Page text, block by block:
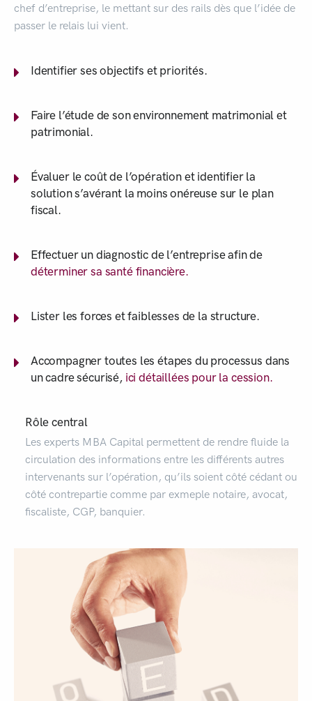
chef d’entreprise, le mettant sur des rails dès que l’idée de
passer le relais lui vient.
Identifier ses objectifs et priorités.
Faire l’étude de son environnement matrimonial et
patrimonial.
Évaluer le coût de l’opération et identifier la
solution s’avérant la moins onéreuse sur le plan
fiscal.
Effectuer un diagnostic de l’entreprise afin de
déterminer sa santé financière.
Lister les forces et faiblesses de la structure.
Accompagner toutes les étapes du processus dans
un cadre sécurisé, ici détaillées pour la cession.
Rôle central
Les experts MBA Capital permettent de rendre fluide la
circulation des informations entre les différents autres
intervenants sur l’opération, qu’ils soient côté cédant ou
côté contrepartie comme par exmeple notaire, avocat,
fiscaliste, CGP, banquier.